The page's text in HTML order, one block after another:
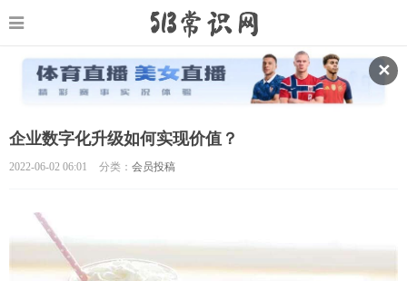
✕
企业数字化升级如何实现价值？
2022-06-02 06:01 分类： 会员投稿